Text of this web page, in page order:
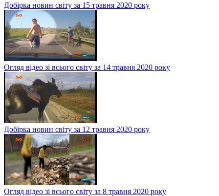
Добірка новин світу за 15 травня 2020 року
Огляд відео зі всього світу за 14 травня 2020 року
Добірка новин світу за 12 травня 2020 року
Огляд відео зі всього світу за 8 травня 2020 року